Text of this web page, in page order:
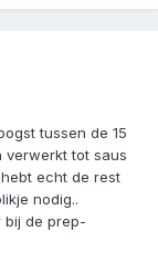
tussen de 15
verwerkt tot saus
echt de rest
nodig..
bij de prep-